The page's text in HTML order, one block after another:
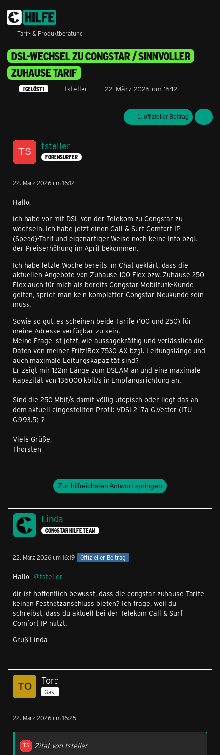
Tarif- & Produktberatung
DSL-WECHSEL ZU CONGSTAR / SINNVOLLER
ZUHAUSE TARIF
[GELÖST] tsteller 22. März 2026 um 16:12
1. offizieller Beitrag
tsteller
FORENSURFER
22. März 2026 um 16:12
Hallo,
ich habe vor mit DSL von der Telekom zu Congstar zu
wechseln. Ich habe jetzt einen Call & Surf Comfort IP
(Speed)-Tarif und eigenartiger Weise noch keine Info bzgl.
der Preiserhöhung im April bekommen.
Ich habe letzte Woche bereits im Chat geklärt, dass die
aktuellen Angebote von Zuhause 100 Flex bzw. Zuhause 250
Flex auch für mich als bereits Congstar Mobilfunk-Kunde
gelten, sprich man kein kompletter Congstar Neukunde sein
muss.
Sowie so gut, es scheinen beide Tarife (100 und 250) für
meine Adresse verfügbar zu sein.
Meine Frage ist jetzt, wie aussagekräftig und verlässlich die
Daten von meiner Fritz!Box 7530 AX bzgl. Leitungslänge und
auch maximale Leitungskapazität sind?
Er zeigt mir 122m Länge zum DSLAM an und eine maximale
Kapazität von 136000 kbit/s in Empfangsrichtung an.
Sind die 250 Mbit/s damit völlig utopisch oder liegt das an
dem aktuell eingestellten Profil: VDSL2 17a G.Vector (ITU
G.993.5) ?
Viele Grüße,
Thorsten
Zur hilfreichsten Antwort springen
Linda
CONGSTAR HILFE TEAM
22. März 2026 um 16:19 Offizieller Beitrag
Hallo
tsteller
dir ist hoffentlich bewusst, dass die congstar zuhause Tarife
keinen Festnetzanschluss bieten? Ich frage, weil du
schreibst, dass du aktuell bei der Telekom Call & Surf
Comfort IP nutzt.
Gruß Linda
Torc
Gast
22. März 2026 um 16:25
Zitat von tsteller